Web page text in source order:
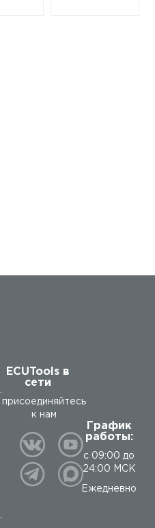
ECUTools в
сети
присоединяйтесь
к нам
График
работы:
с 09:00 до
24:00 МСК
Ежедневно